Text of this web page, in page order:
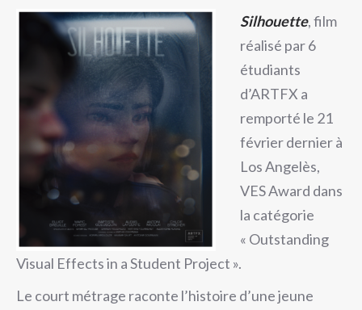
Silhouette, film
réalisé par 6
étudiants
d’ARTFX a
remporté le 21
février dernier à
Los Angelès,
VES Award dans
la catégorie
« Outstanding
Visual Effects in a Student Project ».
Le court métrage raconte l’histoire d’une jeune